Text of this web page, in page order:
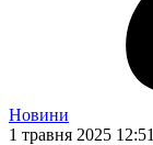
Новини
1 травня 2025 12:51